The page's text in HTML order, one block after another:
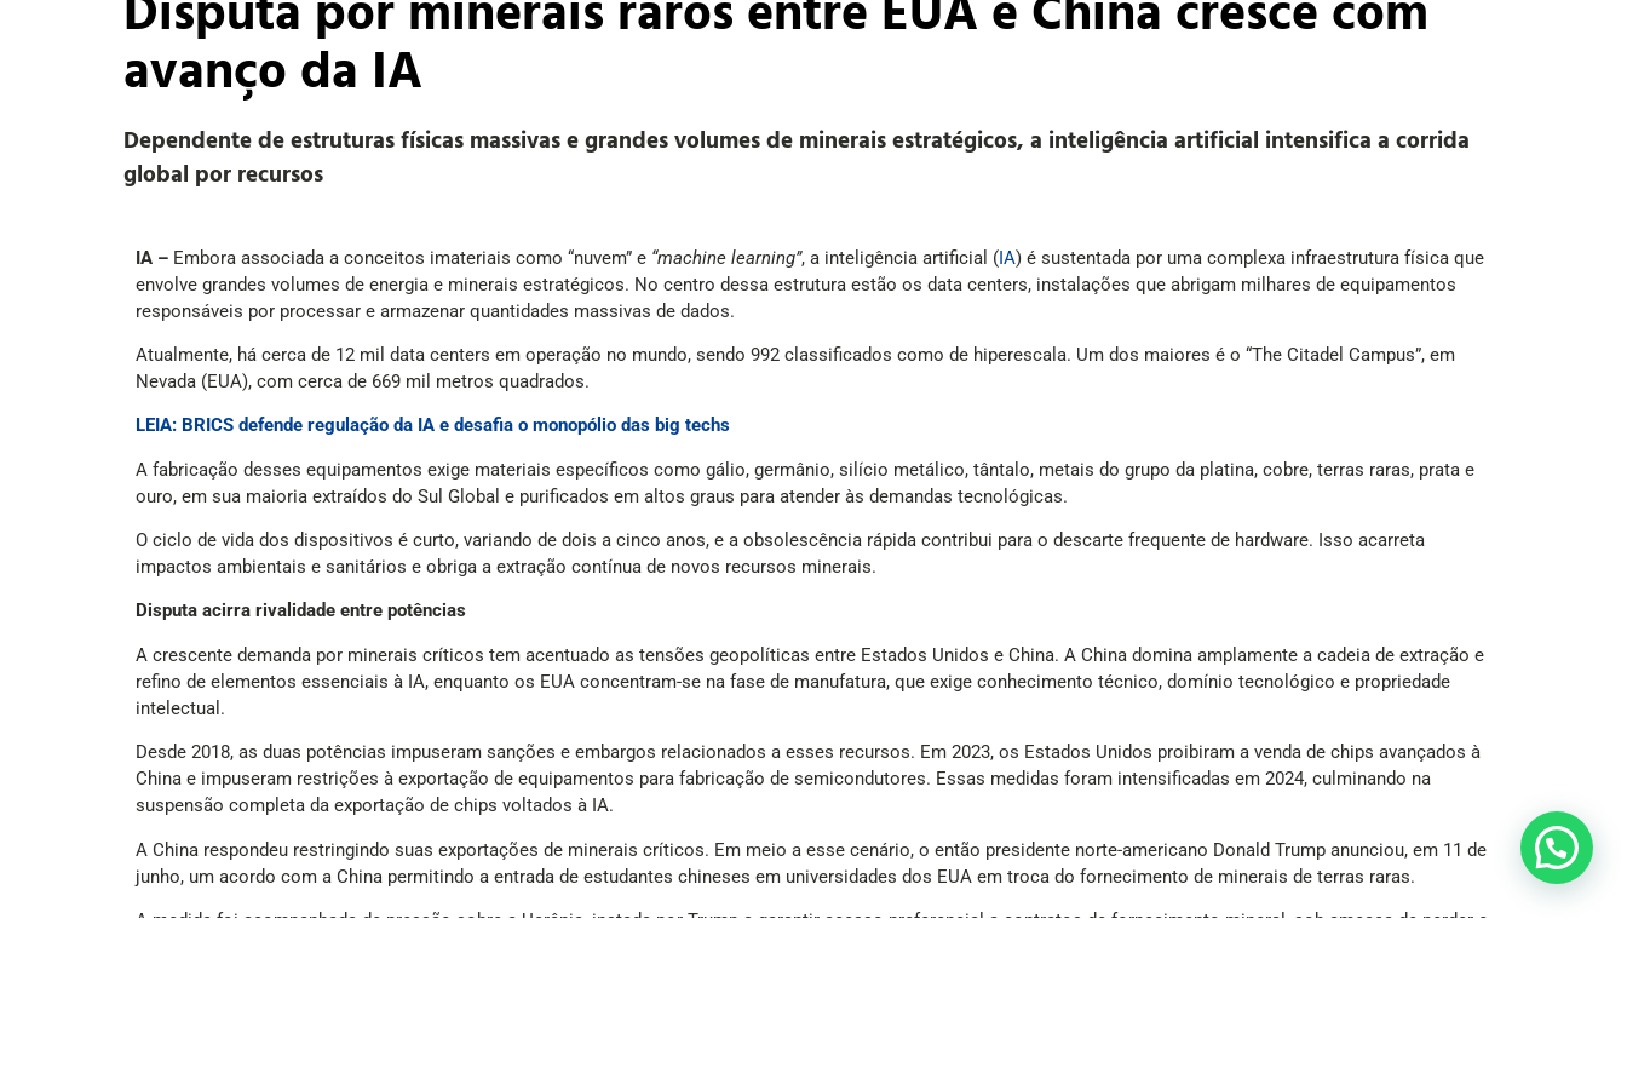
avanço da IA
Dependente de estruturas físicas massivas e grandes volumes de minerais estratégicos, a inteligência artificial intensifica a corrida
global por recursos
IA – Embora associada a conceitos imateriais como “nuvem” e “machine learning”, a inteligência artificial (IA) é sustentada por uma complexa infraestrutura física que
envolve grandes volumes de energia e minerais estratégicos. No centro dessa estrutura estão os data centers, instalações que abrigam milhares de equipamentos
responsáveis por processar e armazenar quantidades massivas de dados.
Atualmente, há cerca de 12 mil data centers em operação no mundo, sendo 992 classificados como de hiperescala. Um dos maiores é o “The Citadel Campus”, em
Nevada (EUA), com cerca de 669 mil metros quadrados.
LEIA: BRICS defende regulação da IA e desafia o monopólio das big techs
A fabricação desses equipamentos exige materiais específicos como gálio, germânio, silício metálico, tântalo, metais do grupo da platina, cobre, terras raras, prata e
ouro, em sua maioria extraídos do Sul Global e purificados em altos graus para atender às demandas tecnológicas.
O ciclo de vida dos dispositivos é curto, variando de dois a cinco anos, e a obsolescência rápida contribui para o descarte frequente de hardware. Isso acarreta
impactos ambientais e sanitários e obriga a extração contínua de novos recursos minerais.
Disputa acirra rivalidade entre potências
A crescente demanda por minerais críticos tem acentuado as tensões geopolíticas entre Estados Unidos e China. A China domina amplamente a cadeia de extração e
refino de elementos essenciais à IA, enquanto os EUA concentram-se na fase de manufatura, que exige conhecimento técnico, domínio tecnológico e propriedade
intelectual.
Desde 2018, as duas potências impuseram sanções e embargos relacionados a esses recursos. Em 2023, os Estados Unidos proibiram a venda de chips avançados à
China e impuseram restrições à exportação de equipamentos para fabricação de semicondutores. Essas medidas foram intensificadas em 2024, culminando na
suspensão completa da exportação de chips voltados à IA.
A China respondeu restringindo suas exportações de minerais críticos. Em meio a esse cenário, o então presidente norte-americano Donald Trump anunciou, em 11 de
junho, um acordo com a China permitindo a entrada de estudantes chineses em universidades dos EUA em troca do fornecimento de minerais de terras raras.
A medida foi acompanhada de pressão sobre a Ucrânia, instada por Trump a garantir acesso preferencial a contratos de fornecimento mineral, sob ameaça de perder o